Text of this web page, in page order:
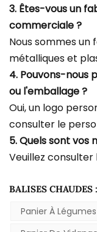
3. Êtes-vous un
commerciale ?
Nous sommes un
métalliques et
4. Pouvons-nous
ou l'emballage ?
Oui, un logo
consulter le
5. Quels sont vos
Veuillez consulter
BALISES CHAUDES :
Panier À